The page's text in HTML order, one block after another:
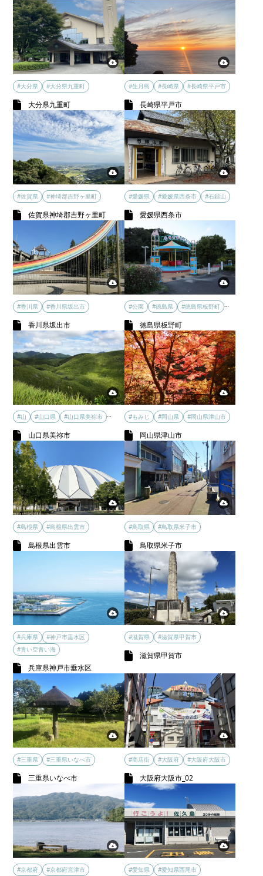
#大分県 #大分県九重町
大分県九重町
#生月島 #長崎県 #長崎県平戸市
長崎県平戸市
#佐賀県 #神埼郡吉野ヶ里町
佐賀県神埼郡吉野ヶ里町
#愛媛県 #愛媛県西条市 #石鎚山
愛媛県西条市
#香川県 #香川県坂出市
香川県坂出市
#公園 #徳島県 #徳島県板野町 …
徳島県板野町
#山 #山口県 #山口県美祢市 …
山口県美祢市
#もみじ #岡山県 #岡山県津山市
岡山県津山市
#島根県 #島根県出雲市
島根県出雲市
#鳥取県 #鳥取県米子市
鳥取県米子市
#兵庫県
#神戸市垂水区
#青い空青い海
兵庫県神戸市垂水区
#滋賀県 #滋賀県甲賀市
滋賀県甲賀市
#三重県 #三重県いなべ市
三重県いなべ市
#商店街 #大阪府 #大阪府大阪市
大阪府大阪市_02
#京都府 #京都府宮津市 #愛知県 #愛知県西尾市